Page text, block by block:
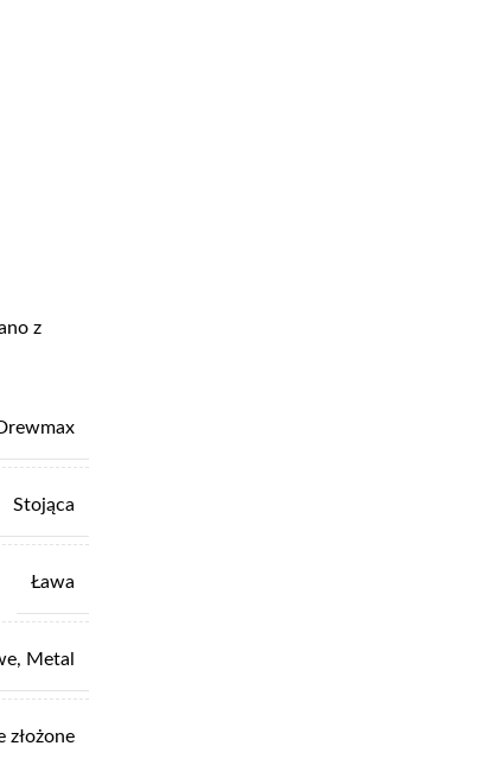
z
Stojąca
Ława
, Metal
złożone